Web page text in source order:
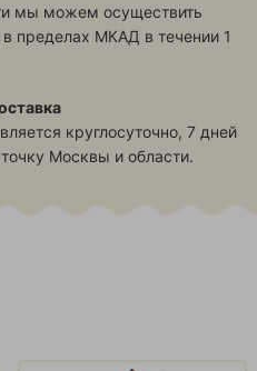
мы можем осуществить
пределах МКАД в течении 1
круглосуточно, 7 дней
Москвы и области.